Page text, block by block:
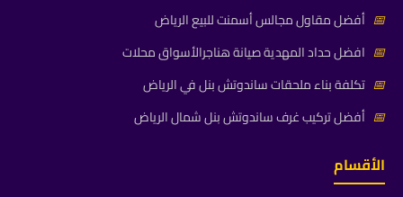
📅 أفضل مقاول مجالس أسمنت للبيع الرياض
📅 افضل حداد المهدية صيانة هناجرالأسواق محلات
📅 تكلفة بناء ملحقات ساندوتش بنل في الرياض
📅 أفضل تركيب غرف ساندوتش بنل شمال الرياض
الأقسام